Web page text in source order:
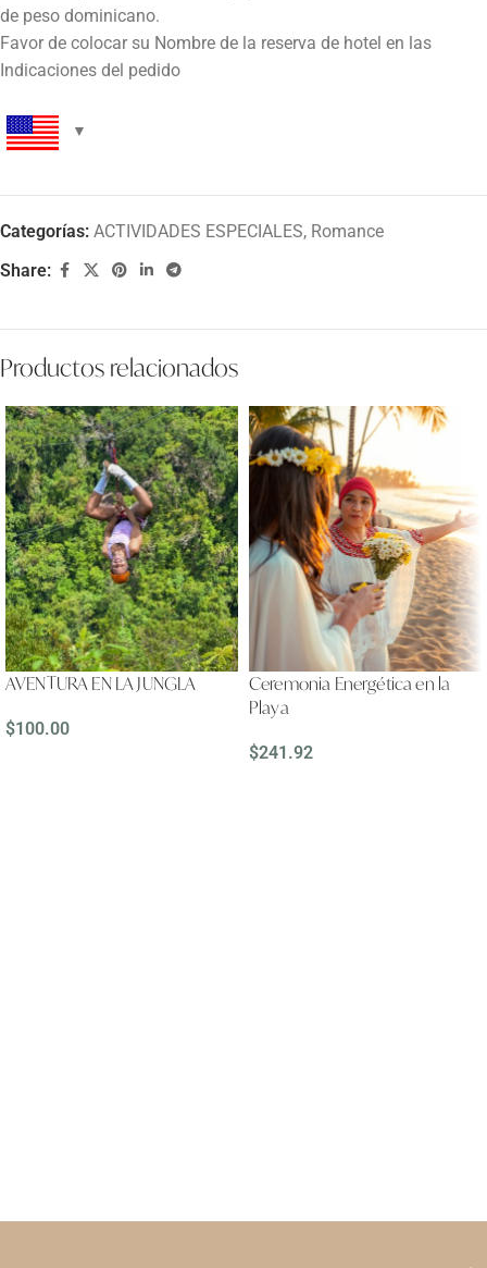
de peso dominicano.
Favor de colocar su Nombre de la reserva de hotel en las
Indicaciones del pedido
Categorías: ACTIVIDADES ESPECIALES, Romance
Share:
Productos relacionados
AVENTURA EN LA JUNGLA
$100.00
Ceremonia Energética en la
Playa
$241.92